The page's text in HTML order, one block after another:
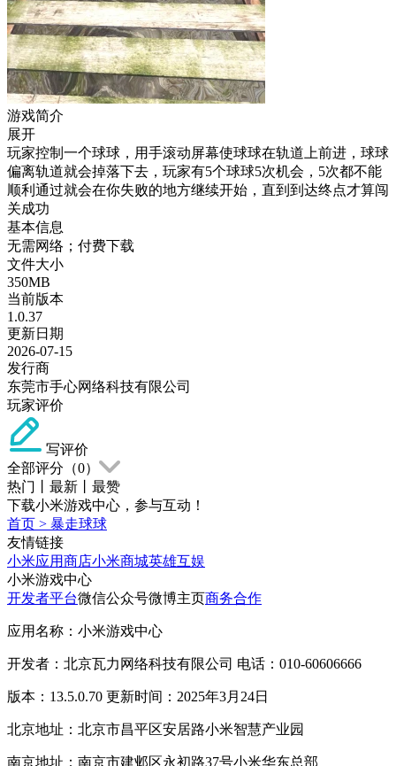
游戏简介
展开
玩家控制一个球球，用手滚动屏幕使球球在轨道上前进，球球
偏离轨道就会掉落下去，玩家有5个球球5次机会，5次都不能
顺利通过就会在你失败的地方继续开始，直到到达终点才算闯
关成功
基本信息
无需网络；付费下载
文件大小
350MB
当前版本
1.0.37
更新日期
2026-07-15
发行商
东莞市手心网络科技有限公司
玩家评价
写评价
全部评分（0）
热门
最新
最赞
下载小米游戏中心，参与互动！
首页 > 暴走球球
友情链接
小米应用商店小米商城英雄互娱
小米游戏中心
开发者平台微信公众号微博主页商务合作
应用名称：小米游戏中心
开发者：北京瓦力网络科技有限公司 电话：010-60606666
版本：13.5.0.70 更新时间：2025年3月24日
北京地址：北京市昌平区安居路小米智慧产业园
南京地址：南京市建邺区永初路37号小米华东总部